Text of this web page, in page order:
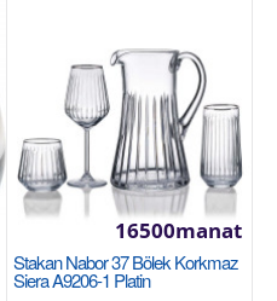
G2680472
Klassiki gowurmak üçin
Diametri: 24 s..
Stakan Nabor 37 Bölek Korkmaz
Siera A9206-1 Platin
16500manat